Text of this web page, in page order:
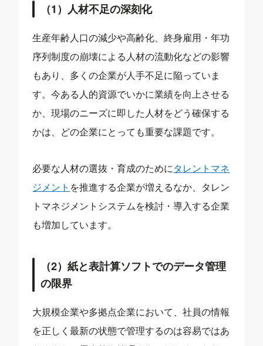
（1）人材不足の深刻化
生産年齢人口の減少や高齢化、終身雇用・年功
序列制度の崩壊による人材の流動化などの影響
もあり、多くの企業が人手不足に陥っていま
す。今ある人的資源でいかに業績を向上させる
か、現場のニーズに即した人材をどう確保する
かは、どの企業にとっても重要な課題です。
必要な人材の選抜・育成のためにタレントマネ
ジメント を推進する企業が増えるなか、タレン
トマネジメントシステムを検討・導入する企業
も増加しています。
（2）紙と表計算ソフトでのデータ管理
の限界
大規模企業や多拠点企業において、社員の情報
を正しく最新の状態で管理するのは容易ではあ